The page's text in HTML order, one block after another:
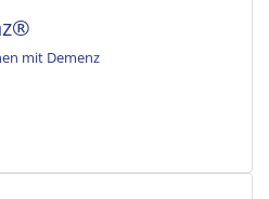
mit Demenz